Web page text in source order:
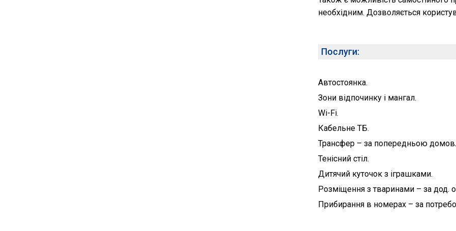
необхідним. Дозволяється
Послуги:
Автостоянка.
Зони відпочинку і мангал.
Wi-Fi.
Кабельне ТБ.
Трансфер – за попередньою
Тенісний стіл.
Дитячий куточок з іграшками.
Розміщення з тваринами – за дод.
Прибирання в номерах – за